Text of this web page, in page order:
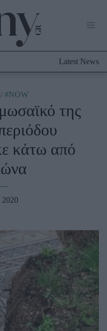
Latest News
#NOW
της
κάτω από
2020